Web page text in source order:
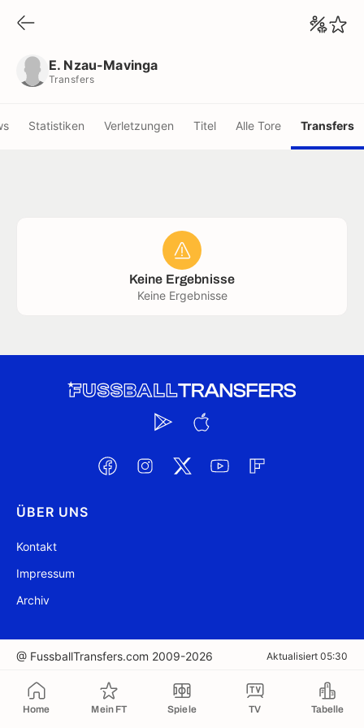
Home Mein FT Spiele TV Tabelle
E. Nzau-Mavinga
Transfers
Statistiken Verletzungen Titel Alle Tore Transfers
Keine Ergebnisse
Keine Ergebnisse
ÜBER UNS
Kontakt
Impressum
Archiv
@ FussballTransfers.com 2009-2026 Aktualisiert 05:30
In die Zwischenablage kopiert